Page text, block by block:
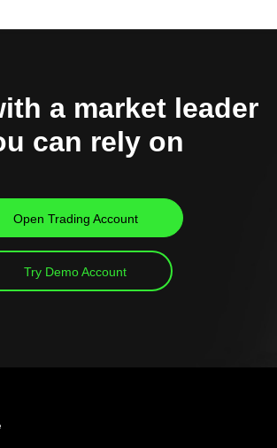
a market leader
can rely on
Open Trading Account
Try Demo Account